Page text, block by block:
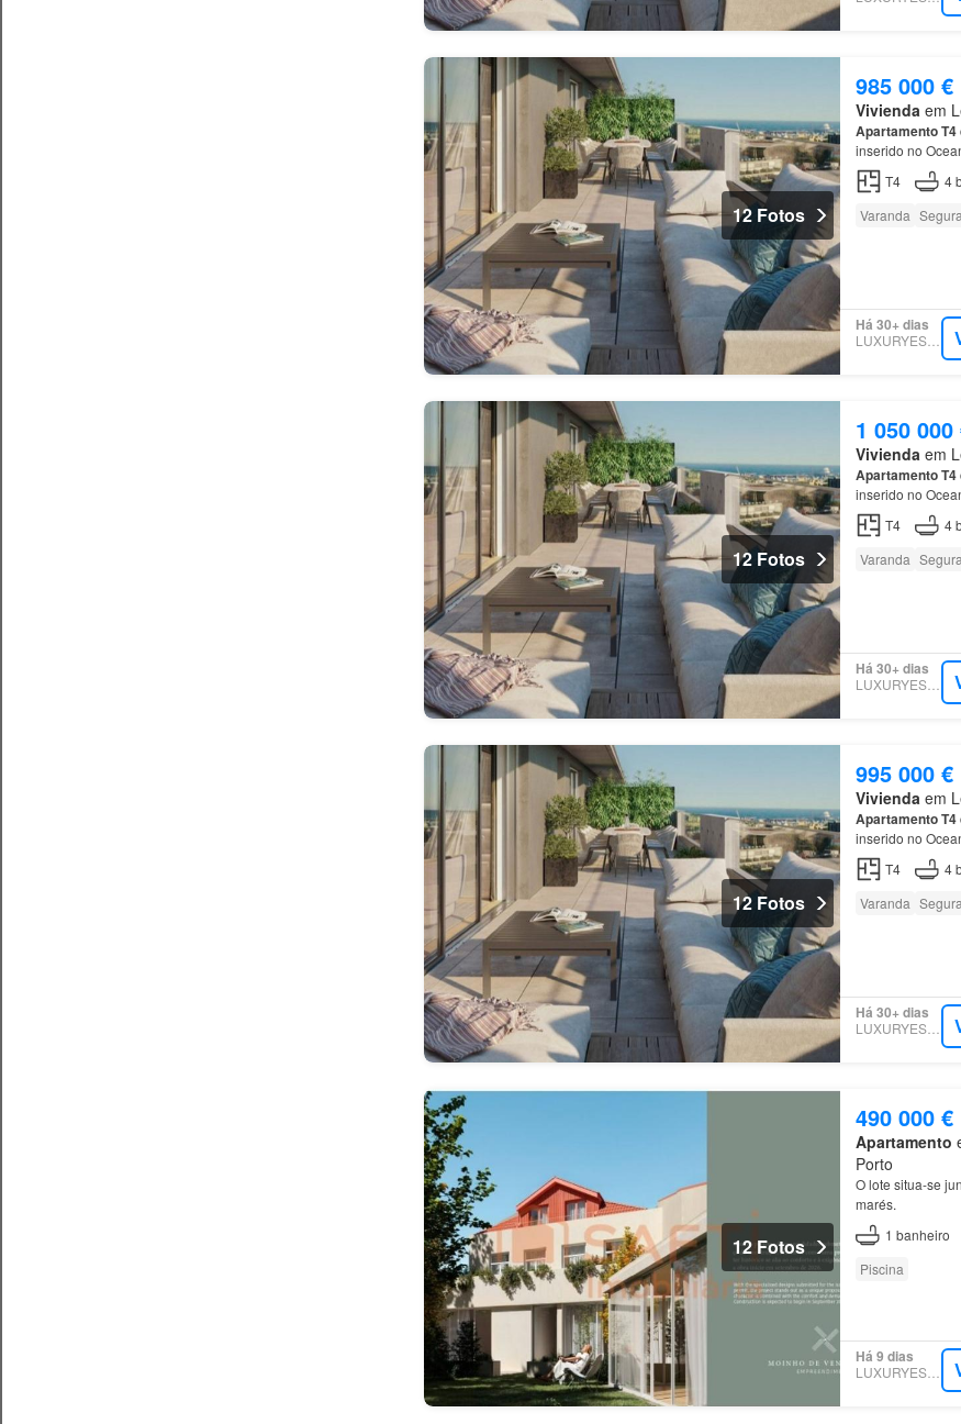
12 Fotos
985 000 €
Vivienda em
ApartamentoT4
inserido no
Na área privada
T4 4
Varanda
Há 30+ dias
LUXURYESTATE
12 Fotos
1 050 000
Vivienda em
ApartamentoT4
inserido no
Na área privada
T4 4
Varanda
Há 30+ dias
LUXURYESTATE
12 Fotos
995 000 €
Vivienda em
ApartamentoT4
inserido no
Na área privada
T4 4
Varanda
Há 30+ dias
LUXURYESTATE
12 Fotos
490 000 €
Apartamento
Porto
O lote situa-se
marés.
1 banheiro
Piscina
Há 9 dias
LUXURYESTATE